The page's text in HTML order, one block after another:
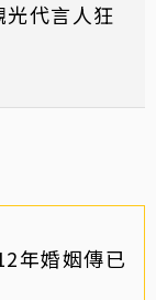
代言人狂
年婚姻傳已